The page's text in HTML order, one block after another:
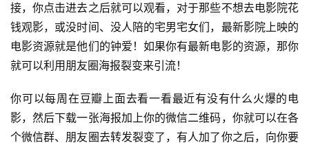
接，你点击进去之后就可以观看，对于那些不想去电影院花
钱观影，或没时间、没人陪的宅男宅女们，最新影院上映的
电影资源就是他们的钟爱！如果你有最新电影的资源，那你
就可以利用朋友圈海报裂变来引流！
你可以每周在豆瓣上面去看一看最近有没有什么火爆的电
影，然后下载一张海报加上你的微信二维码，你就可以在各
个微信群、朋友圈去转发裂变了，有人加了你之后，向你要